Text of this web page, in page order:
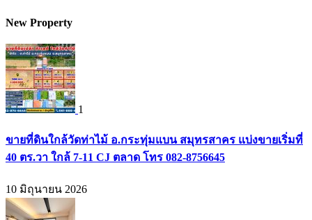
New Property
1
ขายที่ดินใกล้วัดท่าไม้ อ.กระทุ่มแบน สมุทรสาคร แบ่งขายเริ่มที่
40 ตร.วา ใกล้ 7-11 CJ ตลาด โทร 082-8756645
10 มิถุนายน 2026